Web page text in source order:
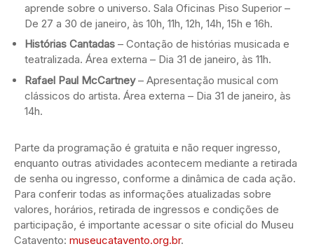
aprende sobre o universo. Sala Oficinas Piso Superior –
De 27 a 30 de janeiro, às 10h, 11h, 12h, 14h, 15h e 16h.
Histórias Cantadas – Contação de histórias musicada e
teatralizada. Área externa – Dia 31 de janeiro, às 11h.
Rafael Paul McCartney– Apresentação musical com
clássicos do artista. Área externa – Dia 31 de janeiro, às
14h.
Parte da programação é gratuita e não requer ingresso,
enquanto outras atividades acontecem mediante a retirada
de senha ou ingresso, conforme a dinâmica de cada ação.
Para conferir todas as informações atualizadas sobre
valores, horários, retirada de ingressos e condições de
participação, é importante acessar o site oficial do Museu
Catavento: museucatavento.org.br.